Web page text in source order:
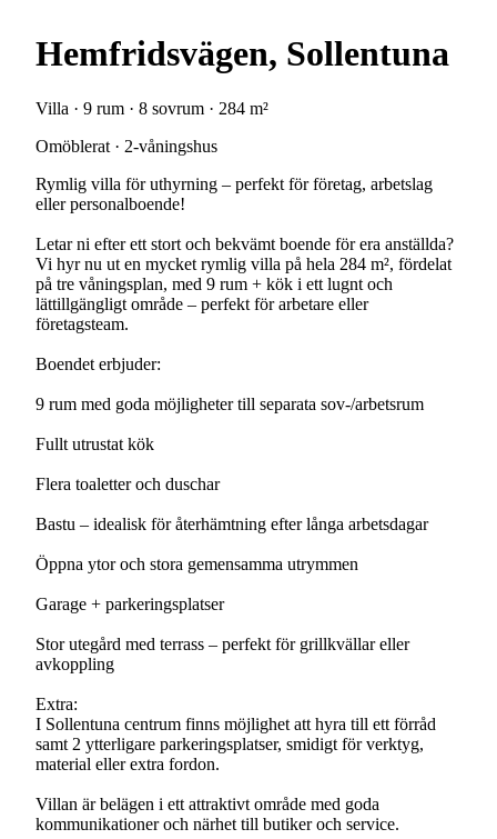
Hemfridsvägen, Sollentuna
Villa · 9 rum · 8 sovrum · 284 m²
Omöblerat · 2-våningshus
Rymlig villa för uthyrning – perfekt för företag, arbetslag
eller personalboende!
Letar ni efter ett stort och bekvämt boende för era anställda?
Vi hyr nu ut en mycket rymlig villa på hela 284 m², fördelat
på tre våningsplan, med 9 rum + kök i ett lugnt och
lättillgängligt område – perfekt för arbetare eller
företagsteam.
Boendet erbjuder:
9 rum med goda möjligheter till separata sov-/arbetsrum
Fullt utrustat kök
Flera toaletter och duschar
Bastu – idealisk för återhämtning efter långa arbetsdagar
Öppna ytor och stora gemensamma utrymmen
Garage + parkeringsplatser
Stor utegård med terrass – perfekt för grillkvällar eller
avkoppling
Extra:
I Sollentuna centrum finns möjlighet att hyra till ett förråd
samt 2 ytterligare parkeringsplatser, smidigt för verktyg,
material eller extra fordon.
Villan är belägen i ett attraktivt område med goda
kommunikationer och närhet till butiker och service.